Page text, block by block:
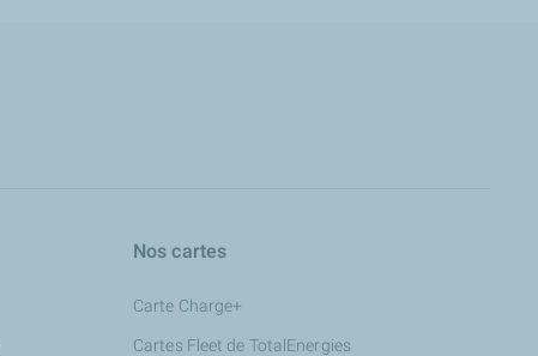
Nos cartes
Carte Charge+
Cartes Fleet de TotalEnergies